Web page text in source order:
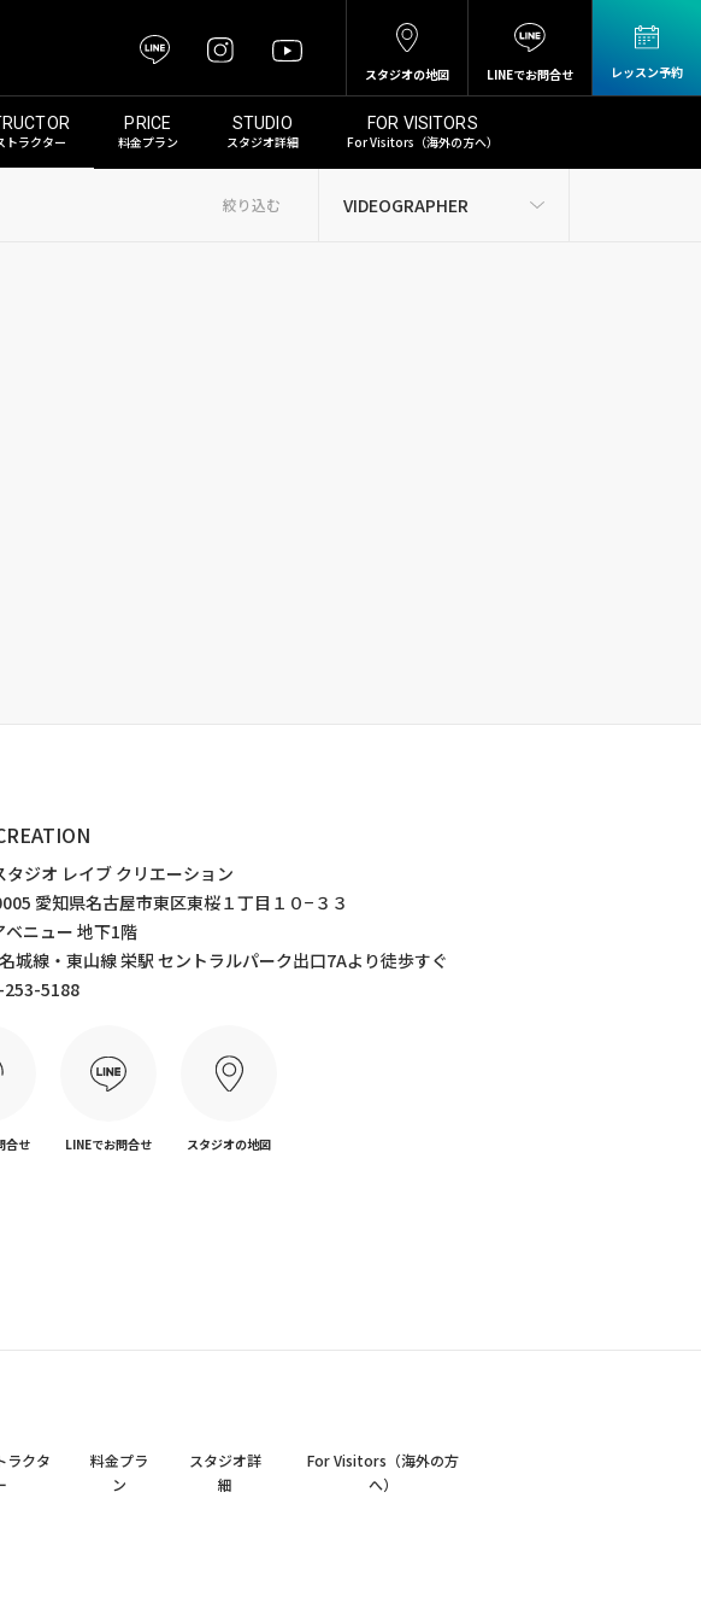
スタジオの地図 LINEでお問合せ レッスン予約
トラクター 料金プラン スタジオ詳細 For Visitors（海外の方へ）
絞り込む
タジオ レイブ クリエーション
愛知県名古屋市東区東桜１丁目１０−３３
ベニュー 地下1階
城線・東山線 栄駅 セントラルパーク出口7Aより徒歩すぐ
253-5188
合せ LINEでお問合せ スタジオの地図
ラクタ
料金プラ
ン
スタジオ詳
細
For Visitors（海外の方
へ）